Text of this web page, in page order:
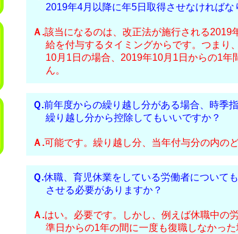
2019年4月以降に年5日取得させなければな
該当になるのは、改正法が施行される2019
給を付与するタイミングからです。つまり
10月1日の場合、2019年10月1日からの1
ん。
前年度からの繰り越し分がある場合、時季
繰り越し分から控除してもいいですか？
可能です。繰り越し分、当年付与分の内の
休職、育児休業をしている労働者について
させる必要がありますか？
はい。必要です。しかし、例えば休職中の
準日からの1年の間に一度も復職しなかっ